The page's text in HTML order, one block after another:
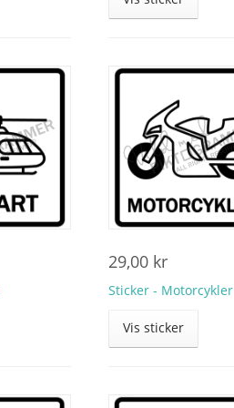
29,00 kr
Sticker - Motorcykler
Vis sticker